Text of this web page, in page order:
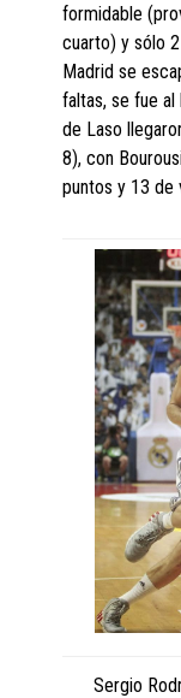
formidable
cuarto) y sólo
Madrid se
faltas, se fue
de Laso
8), con
puntos y 13 de
Sergio